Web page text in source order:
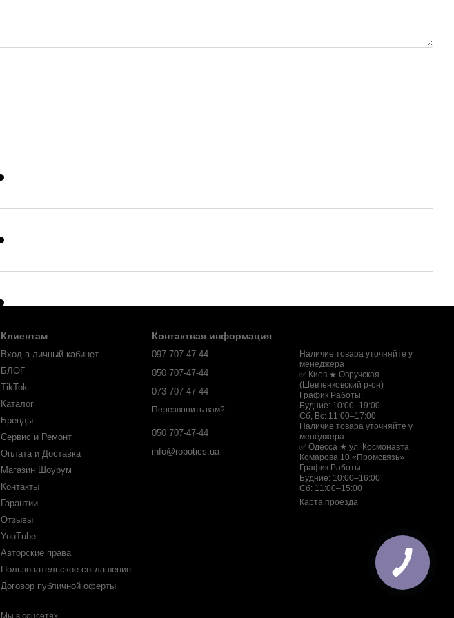
Клиентам
Вход в личный кабинет
БЛОГ
TikTok
Каталог
Бренды
Сервис и Ремонт
Оплата и Доставка
Магазин Шоурум
Контакты
Гарантии
Отзывы
YouTube
Авторские права
Пользовательское соглашение
Договор публичной оферты
Мы в соцсетях
Контактная информация
097 707-47-44
050 707-47-44
073 707-47-44
Перезвонить вам?
050 707-47-44
info@robotics.ua
Наличие товара уточняйте у
менеджера
✅ Киев ★ Овручская
(Шевченковский р-он)
График Работы:
Будние: 10:00–19:00
Сб, Вс: 11:00–17:00
Наличие товара уточняйте у
менеджера
✅ Одесса ★ ул. Космонавта
Комарова 10 «Промсвязь»
График Работы:
Будние: 10:00–16:00
Сб: 11:00–15:00
Карта проезда